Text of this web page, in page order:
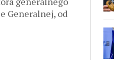
Generalnej, od